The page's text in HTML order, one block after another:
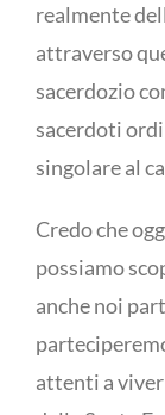
realmente
attraverso
sacerdozio
sacerdoti
singolare al
Credo che
possiamo
anche noi
attenti a